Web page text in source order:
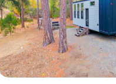
de 4,93 em 5 estrelas,